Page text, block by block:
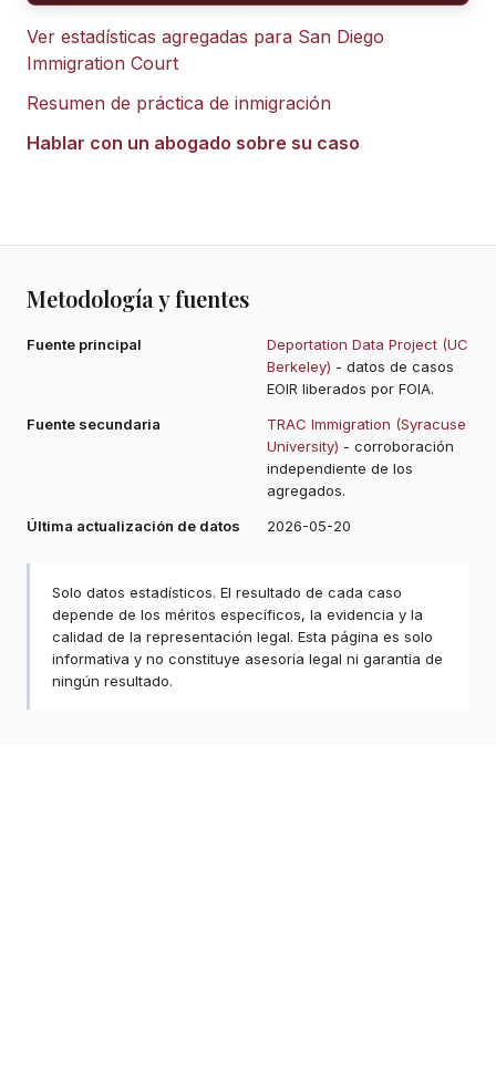
Ver estadísticas agregadas para San Diego
Immigration Court
Resumen de práctica de inmigración
Hablar con un abogado sobre su caso
Metodología y fuentes
Fuente principal
Deportation Data Project (UC
Berkeley) - datos de casos
EOIR liberados por FOIA.
Fuente secundaria
TRAC Immigration (Syracuse
University) - corroboración
independiente de los
agregados.
Última actualización de datos
2026-05-20
Solo datos estadísticos. El resultado de cada caso
depende de los méritos específicos, la evidencia y la
calidad de la representación legal. Esta página es solo
informativa y no constituye asesoría legal ni garantía de
ningún resultado.